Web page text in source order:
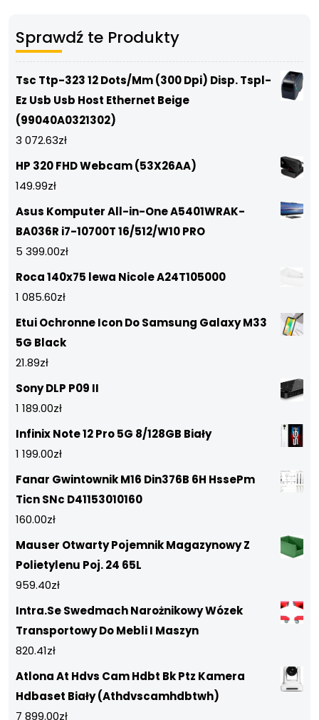
Sprawdź te Produkty
Tsc Ttp-323 12 Dots/Mm (300 Dpi) Disp. Tspl-
Ez Usb Usb Host Ethernet Beige
(99040A0321302)
3 072.63zł
HP 320 FHD Webcam (53X26AA)
149.99zł
Asus Komputer All-in-One A5401WRAK-
BA036R i7-10700T 16/512/W10 PRO
5 399.00zł
Roca 140x75 lewa Nicole A24T105000
1 085.60zł
Etui Ochronne Icon Do Samsung Galaxy M33
5G Black
21.89zł
Sony DLP P09 II
1 189.00zł
Infinix Note 12 Pro 5G 8/128GB Biały
1 199.00zł
Fanar Gwintownik M16 Din376B 6H HssePm
Ticn SNc D41153010160
160.00zł
Mauser Otwarty Pojemnik Magazynowy Z
Polietylenu Poj. 24 65L
959.40zł
Intra.Se Swedmach Narożnikowy Wózek
Transportowy Do Mebli I Maszyn
820.41zł
Atlona At Hdvs Cam Hdbt Bk Ptz Kamera
Hdbaset Biały (Athdvscamhdbtwh)
7 899.00zł